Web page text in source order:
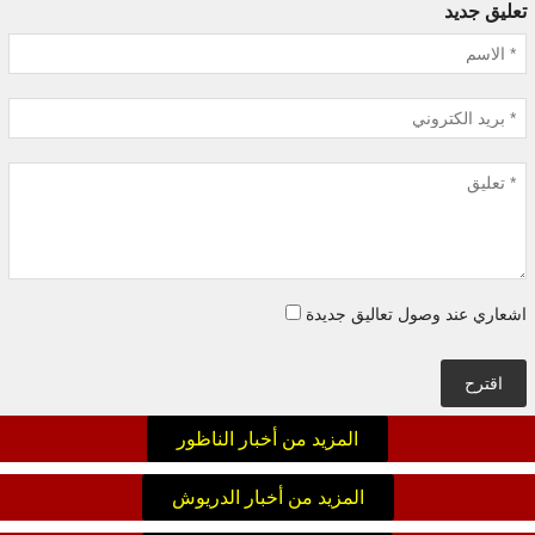
تعليق جديد
اشعاري عند وصول تعاليق جديدة
اقترح
المزيد من أخبار الناظور
المزيد من أخبار الدريوش